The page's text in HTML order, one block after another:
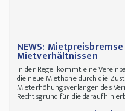
NEWS:
Mietverhältnissen
In der Regel kommt eine
die neue Miethöhe durch die
Mieterhöhungsverlangen des
Rechtsgrund für die daraufhin